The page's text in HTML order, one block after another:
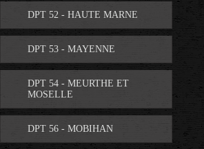
DPT 52 - HAUTE MARNE
DPT 53 - MAYENNE
DPT 54 - MEURTHE ET
MOSELLE
DPT 56 - MOBIHAN